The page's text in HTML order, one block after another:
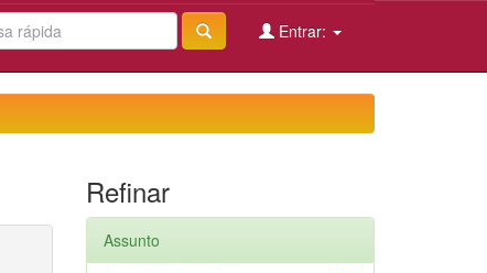
Entrar:
Refinar
Assunto